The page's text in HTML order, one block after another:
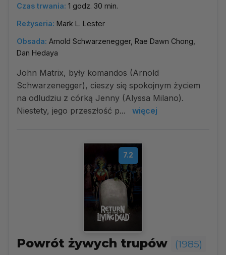
Czas trwania: 1 godz. 30 min.
Reżyseria: Mark L. Lester
Obsada: Arnold Schwarzenegger, Rae Dawn Chong,
Dan Hedaya
John Matrix, były komandos (Arnold
Schwarzenegger), cieszy się spokojnym życiem
na odludziu z córką Jenny (Alyssa Milano).
Niestety, jego przeszłość p...
więcej
7.2
Powrót żywych trupów (1985)